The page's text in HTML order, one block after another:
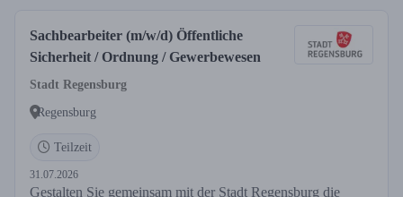
Sachbearbeiter (m/w/d) Öffentliche
Sicherheit / Ordnung / Gewerbewesen
Stadt Regensburg
Regensburg
Teilzeit
31.07.2026
Gestalten Sie gemeinsam mit der Stadt Regensburg die